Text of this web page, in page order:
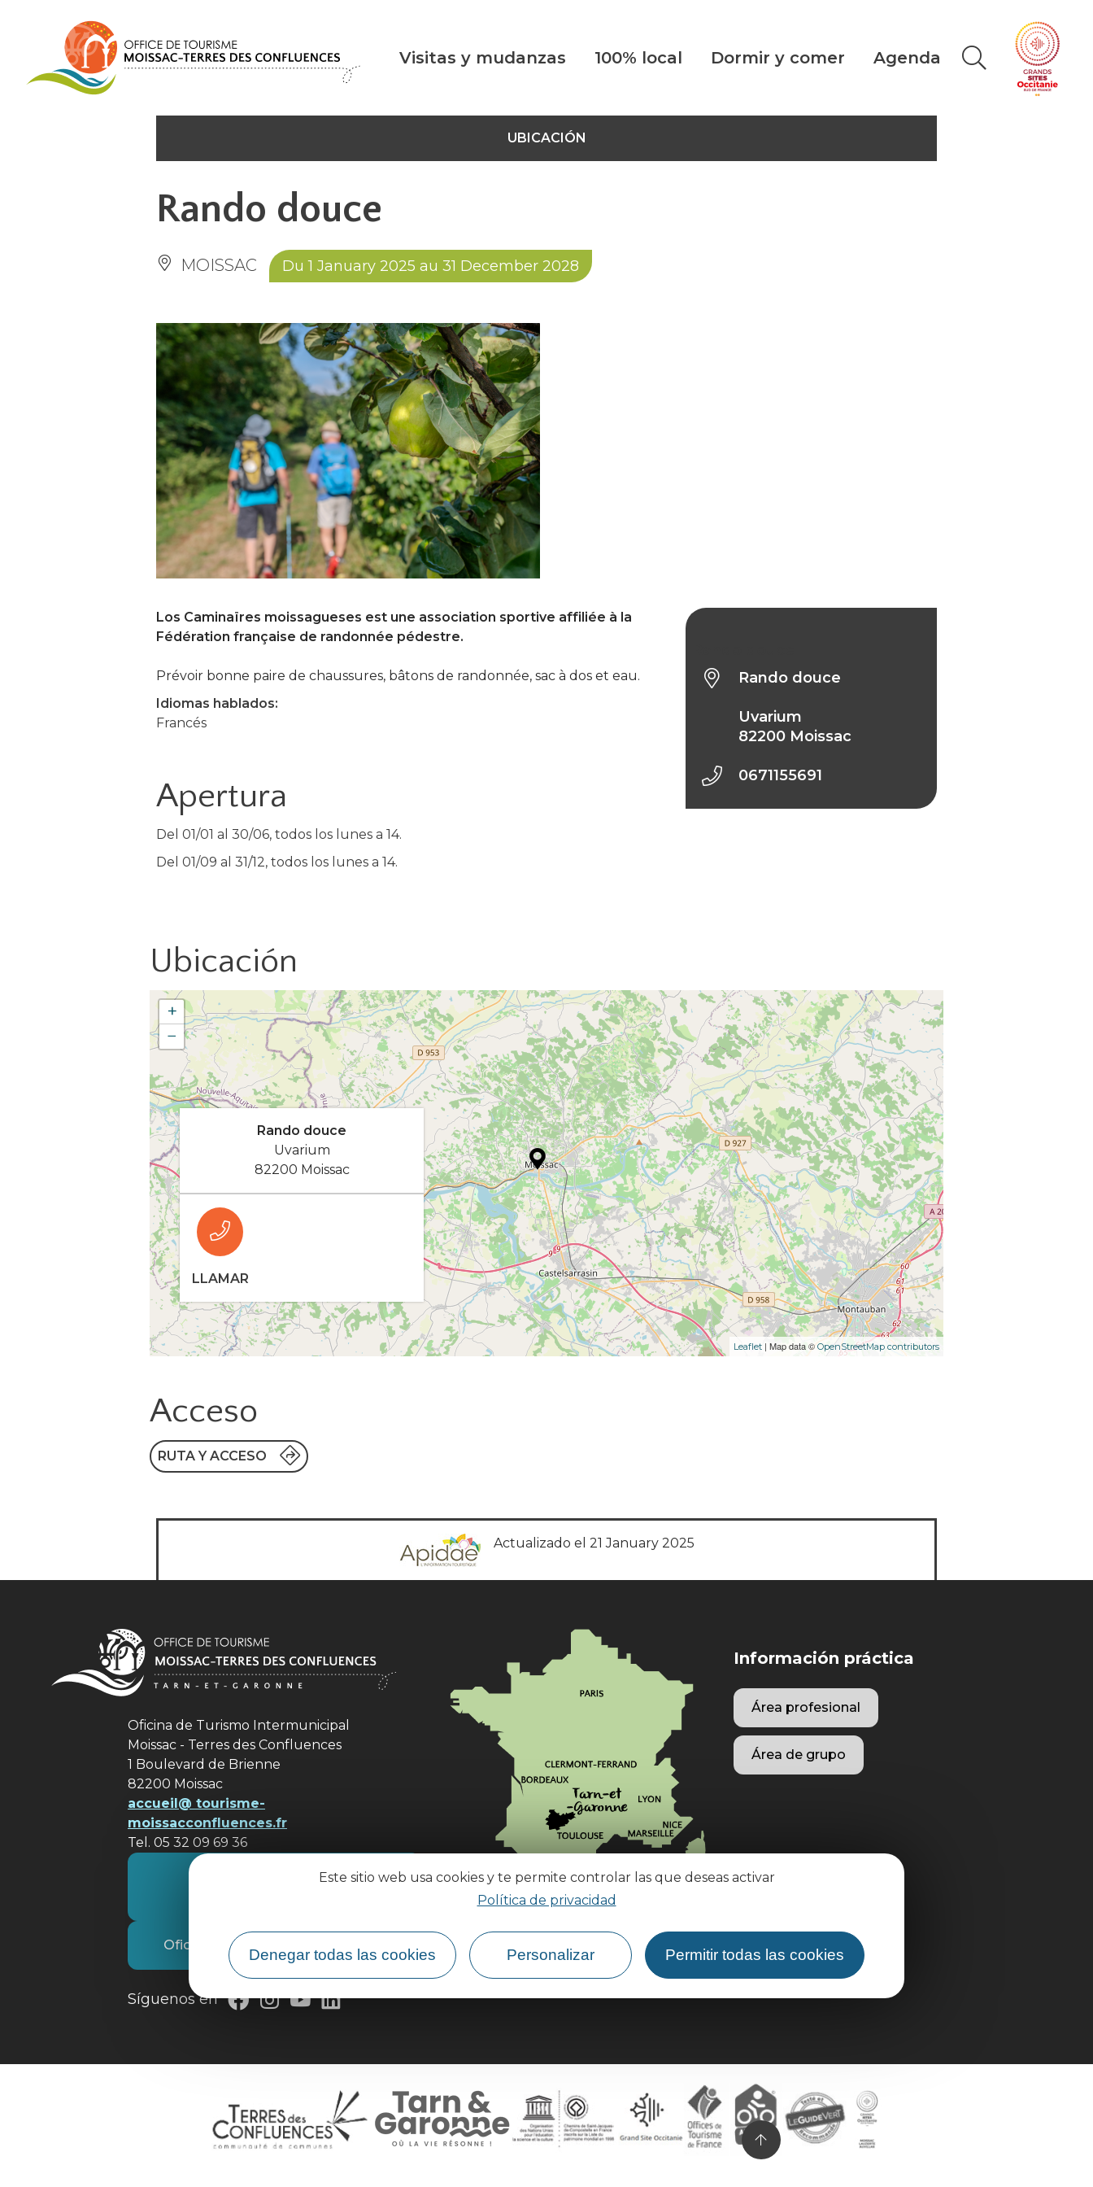
Este sitio web usa cookies y te permite controlar las que deseas activar
Política de privacidad
Denegar todas las cookies Personalizar Permitir todas las cookies
Visitas y mudanzas 100% local Dormir y comer Agenda
UBICACIÓN
Rando douce
MOISSAC Du 1 January 2025 au 31 December 2028
Los Caminaïres moissagueses est une association sportive affiliée à la
Fédération française de randonnée pédestre.
Prévoir bonne paire de chaussures, bâtons de randonnée, sac à dos et eau.
Idiomas hablados:
Francés
Apertura
Del 01/01 al 30/06, todos los lunes a 14.
Del 01/09 al 31/12, todos los lunes a 14.
Rando douce
Uvarium
82200 Moissac
0671155691
Ubicación
+
−
Leaflet | Map data © OpenStreetMap contributors
Rando douce
Uvarium
82200 Moissac
LLAMAR
Acceso
RUTA Y ACCESO
Actualizado el 21 January 2025
Oficina de Turismo Intermunicipal
Moissac - Terres des Confluences
1 Boulevard de Brienne
82200 Moissac
accueil@ tourisme-
moissacconfluences.fr
Tel. 05 32 09 69 36
Póngase en contacto con
Oficina de Turismo
Síguenos en
¿Cómo llegar?
Información práctica
Área profesional
Área de grupo